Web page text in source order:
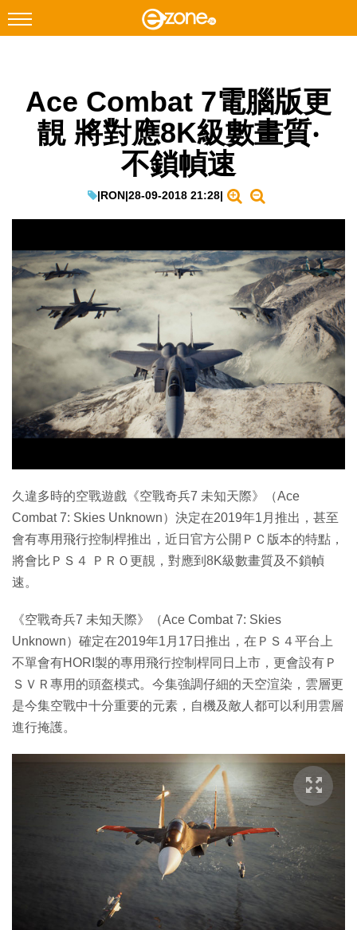
Facebook Instagram
科技焦點
教學評測
EduTech
IT Times
生成式AI與雲端應用
Enterprise Digital Transformation
特集
Ace Combat 7電腦版更
靚 將對應8K級數畫質‧
不鎖幀速
|RON|28-09-2018 21:28|
久違多時的空戰遊戲《空戰奇兵7 未知天際》（Ace
Combat 7: Skies Unknown）決定在2019年1月推出，甚至
會有專用飛行控制桿推出，近日官方公開ＰＣ版本的特點，
將會比ＰＳ４ ＰＲＯ更靚，對應到8K級數畫質及不鎖幀
速。
《空戰奇兵7 未知天際》（Ace Combat 7: Skies
Unknown）確定在2019年1月17日推出，在ＰＳ４平台上
不單會有HORI製的專用飛行控制桿同日上市，更會設有Ｐ
ＳＶＲ專用的頭盔模式。今集強調仔細的天空渲染，雲層更
是今集空戰中十分重要的元素，自機及敵人都可以利用雲層
進行掩護。